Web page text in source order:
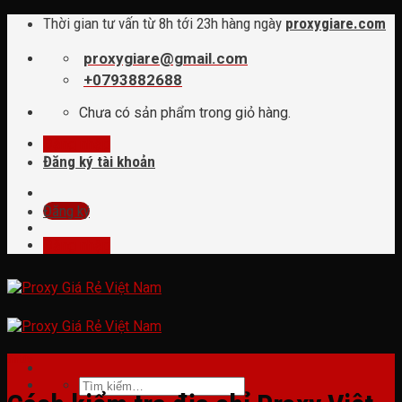
Skip
content
Thời gian tư vấn từ 8h tới 23h hàng ngày proxygiare.com
proxygiare@gmail.com
+0793882688
Chưa có sản phẩm trong giỏ hàng.
Đăng ký tài khoản
Đăng ký
Tìm